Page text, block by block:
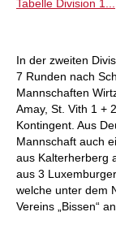
Tabelle Division 1...
In der zweiten
7 Runden nach
Mannschaften
Amay, St. Vith 1 +
Kontingent. Aus
Mannschaft auch
aus Kalterherberg
aus 3
welche unter dem
Vereins „Bissen“